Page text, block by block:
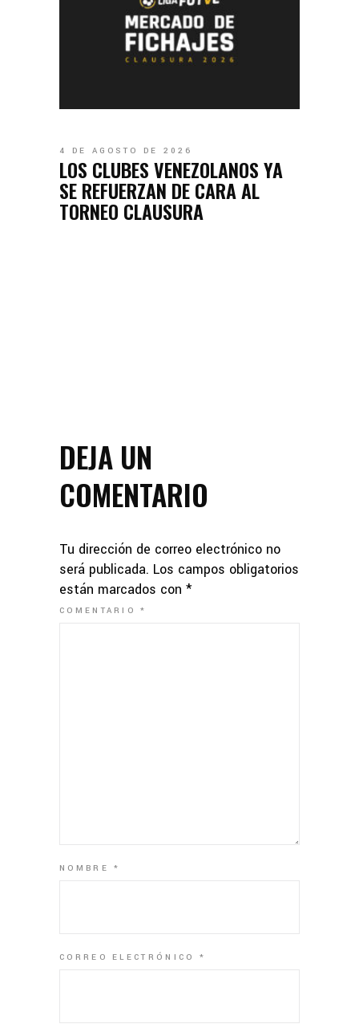
4 DE AGOSTO DE 2026
LOS CLUBES VENEZOLANOS YA
SE REFUERZAN DE CARA AL
TORNEO CLAUSURA
DEJA UN
COMENTARIO
Tu dirección de correo electrónico no
será publicada. Los campos obligatorios
están marcados con *
COMENTARIO*
NOMBRE*
CORREO ELECTRÓNICO *